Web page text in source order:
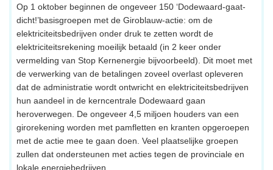
Op 1 oktober beginnen de ongeveer 150 ‘Dodewaard-gaat-
dicht!’basisgroepen met de Giroblauw-actie: om de
elektriciteitsbedrijven onder druk te zetten wordt de
elektriciteitsrekening moeilijk betaald (in 2 keer onder
vermelding van Stop Kernenergie bijvoorbeeld). Dit moet met
de verwerking van de betalingen zoveel overlast opleveren
dat de administratie wordt ontwricht en elektriciteitsbedrijven
hun aandeel in de kerncentrale Dodewaard gaan
heroverwegen. De ongeveer 4,5 miljoen houders van een
girorekening worden met pamfletten en kranten opgeroepen
met de actie mee te gaan doen. Veel plaatselijke groepen
zullen dat ondersteunen met acties tegen de provinciale en
lokale energiebedrijven.